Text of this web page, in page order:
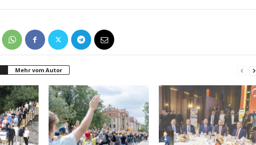
Mehr vom Autor